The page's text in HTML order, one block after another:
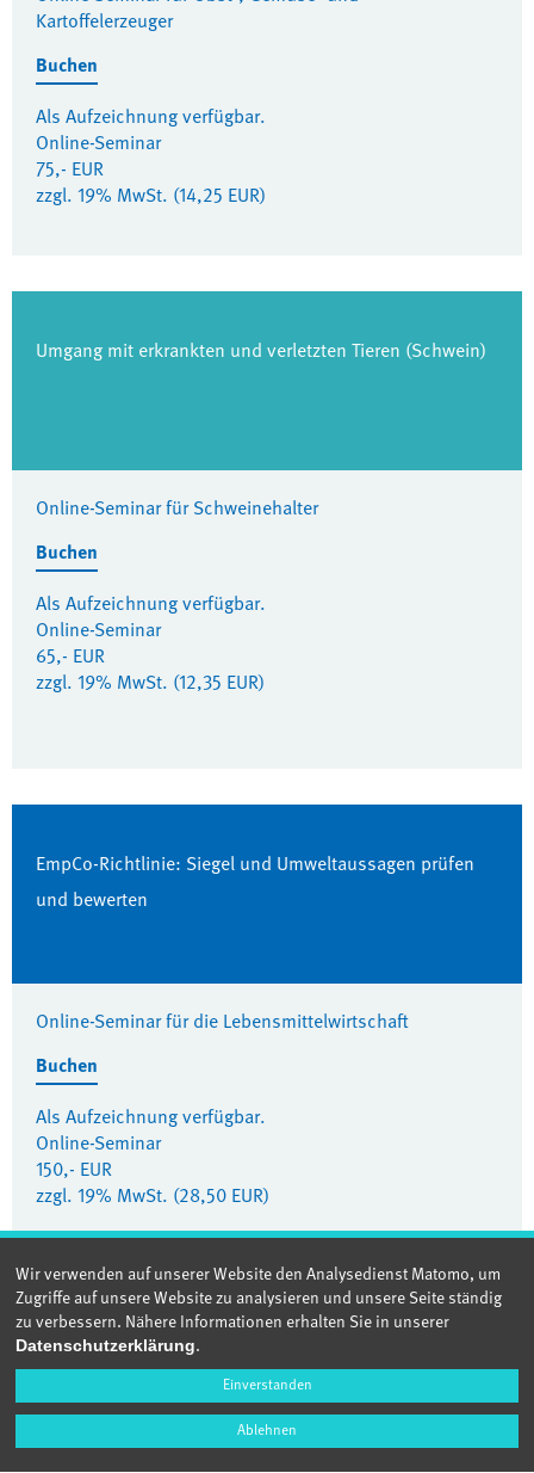
Wir verwenden auf unserer Website den Analysedienst Matomo, um
Zugriffe auf unsere Website zu analysieren und unsere Seite ständig
zu verbessern. Nähere Informationen erhalten Sie in unserer
Datenschutzerklärung.
Einverstanden
Ablehnen
Kartoffelerzeuger
Buchen
Als Aufzeichnung verfügbar.
Online-Seminar
75,- EUR
zzgl. 19% MwSt. (14,25 EUR)
Umgang mit erkrankten und verletzten Tieren (Schwein)
Online-Seminar für Schweinehalter
Buchen
Als Aufzeichnung verfügbar.
Online-Seminar
65,- EUR
zzgl. 19% MwSt. (12,35 EUR)
EmpCo-Richtlinie: Siegel und Umweltaussagen prüfen
und bewerten
Online-Seminar für die Lebensmittelwirtschaft
Buchen
Als Aufzeichnung verfügbar.
Online-Seminar
150,- EUR
zzgl. 19% MwSt. (28,50 EUR)
QS-Revisionen 2026 – Neue Anforderungen richtig
umsetzen